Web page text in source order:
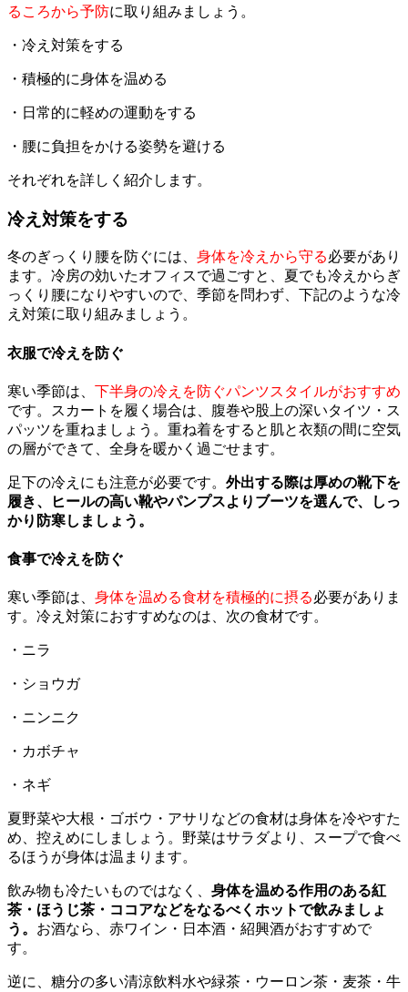
るころから予防に取り組みましょう。
・冷え対策をする
・積極的に身体を温める
・日常的に軽めの運動をする
・腰に負担をかける姿勢を避ける
それぞれを詳しく紹介します。
冷え対策をする
冬のぎっくり腰を防ぐには、 身体を冷えから守る必要があり
ます。冷房の効いたオフィスで過ごすと、夏でも冷えからぎ
っくり腰になりやすいので、季節を問わず、下記のような冷
え対策に取り組みましょう。
衣服で冷えを防ぐ
寒い季節は、 下半身の冷えを防ぐパンツスタイルがおすすめ
です。スカートを履く場合は、腹巻や股上の深いタイツ・ス
パッツを重ねましょう。重ね着をすると肌と衣類の間に空気
の層ができて、全身を暖かく過ごせます。
足下の冷えにも注意が必要です。 外出する際は厚めの靴下を
履き、ヒールの高い靴やパンプスよりブーツを選んで、しっ
かり防寒しましょう。
食事で冷えを防ぐ
寒い季節は、 身体を温める食材を積極的に摂る必要がありま
す。冷え対策におすすめなのは、次の食材です。
・ニラ
・ショウガ
・ニンニク
・カボチャ
・ネギ
夏野菜や大根・ゴボウ・アサリなどの食材は身体を冷やすた
め、控えめにしましょう。野菜はサラダより、スープで食べ
るほうが身体は温まります。
飲み物も冷たいものではなく、 身体を温める作用のある紅
茶・ほうじ茶・ココアなどをなるべくホットで飲みましょ
う。 お酒なら、赤ワイン・日本酒・紹興酒がおすすめで
す。
逆に、糖分の多い清涼飲料水や緑茶・ウーロン茶・麦茶・牛